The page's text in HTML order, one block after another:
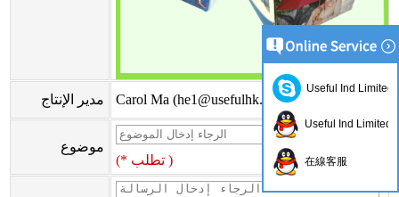
مدير الإنتاج Carol Ma (he1@usefulhk.com)
موضوع
(* تطلب )
Useful Ind Limited
Useful Ind Limited
在線客服